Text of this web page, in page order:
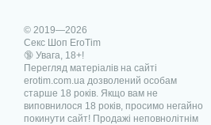
© 2019—2026
Секс Шоп EroTim
🔞 Увага, 18+!
Перегляд матеріалів на сайті
erotim.com.ua дозволений особам
старше 18 років. Якщо вам не
виповнилося 18 років, просимо негайно
покинути сайт! Продажі неповнолітнім